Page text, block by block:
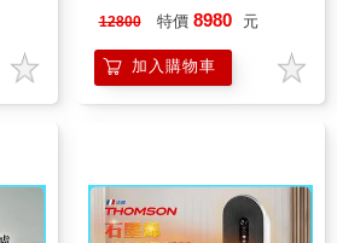
油暖爐-綠色 (CAP-
12800 特價 8980 元
加入購物車